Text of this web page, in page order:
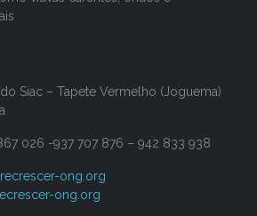
Siac – Tapete Vermelho (Joguema)
026 -937 707 876 – 942 833 938
ong.org
ong.org